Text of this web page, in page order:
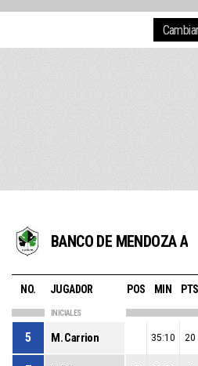
BANCO DE MENDOZA A
NO. JUGADOR POS MIN PTS
INICIALES
5 M. Carrion 35:10 20